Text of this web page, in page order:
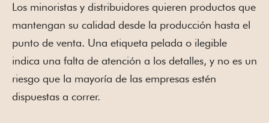
Los minoristas y distribuidores quieren productos que
mantengan su calidad desde la producción hasta el
punto de venta. Una etiqueta pelada o ilegible
indica una falta de atención a los detalles, y no es un
riesgo que la mayoría de las empresas estén
dispuestas a correr.